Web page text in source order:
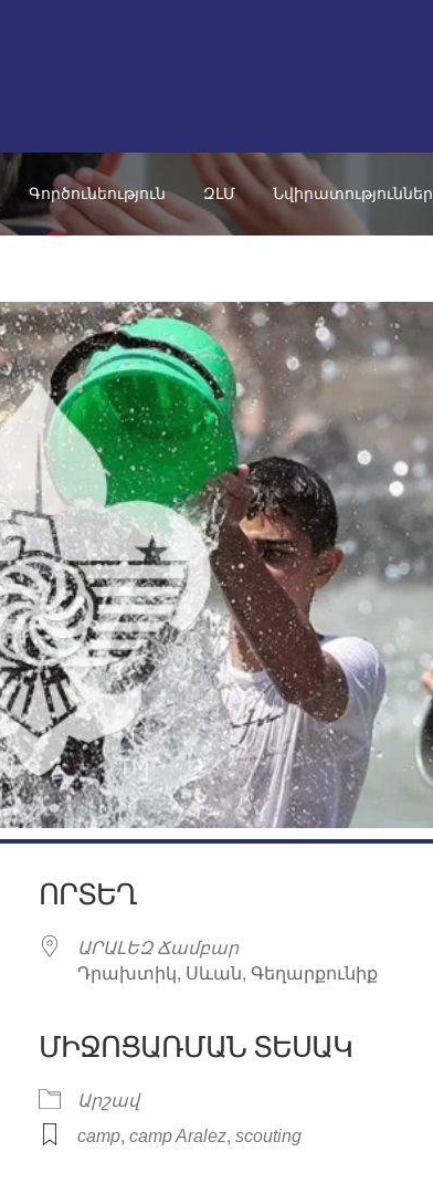
Գործունեություն ԶԼՄ Նվիրատություններ
ՈՐՏԵՂ
ԱՐԱԼԵԶ Ճամբար
Դրախտիկ, Սևան, Գեղարքունիք
ՄԻՋՈՑԱՌՄԱՆ ՏԵՍԱԿ
Արշավ
camp, camp Aralez, scouting